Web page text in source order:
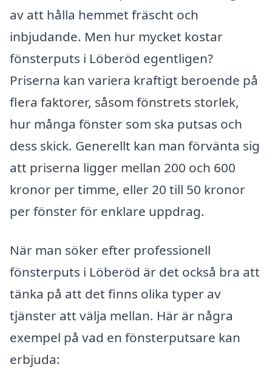
av att hålla hemmet fräscht och
inbjudande. Men hur mycket kostar
fönsterputs i Löberöd egentligen?
Priserna kan variera kraftigt beroende på
flera faktorer, såsom fönstrets storlek,
hur många fönster som ska putsas och
dess skick. Generellt kan man förvänta sig
att priserna ligger mellan 200 och 600
kronor per timme, eller 20 till 50 kronor
per fönster för enklare uppdrag.
När man söker efter professionell
fönsterputs i Löberöd är det också bra att
tänka på att det finns olika typer av
tjänster att välja mellan. Här är några
exempel på vad en fönsterputsare kan
erbjuda: